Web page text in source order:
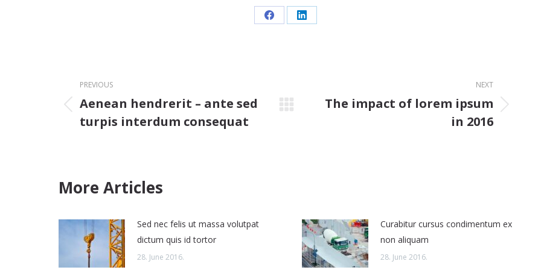
Share Share
navigation
PREVIOUS
Previous
post:
Aenean hendrerit – ante sed
turpis interdum consequat
NEXT
NextThe impact of lorem ipsum
in 2016
More Articles
Sed nec felis ut massa volutpat
dictum quis id tortor
28. June 2016.
Curabitur cursus condimentum ex
non aliquam
28. June 2016.